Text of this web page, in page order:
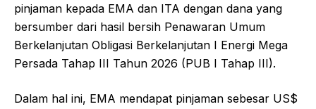
pinjaman kepada EMA dan ITA dengan dana yang
bersumber dari hasil bersih Penawaran Umum
Berkelanjutan Obligasi Berkelanjutan I Energi Mega
Persada Tahap III Tahun 2026 (PUB I Tahap III).
Dalam hal ini, EMA mendapat pinjaman sebesar US$